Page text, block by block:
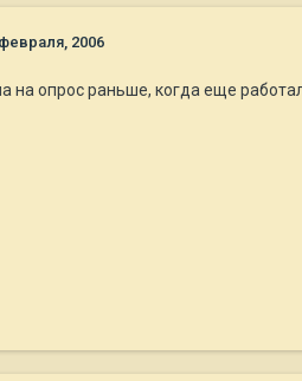
2006
на опрос раньше, когда еще